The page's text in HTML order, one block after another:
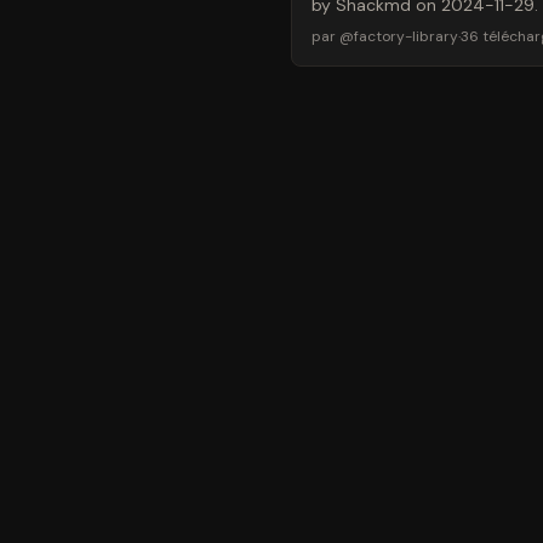
by Shackmd on 2024-11-29.
par @factory-library·36